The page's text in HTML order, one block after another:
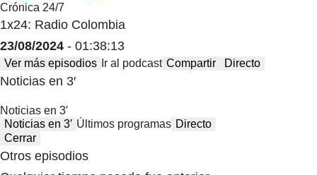
Crónica 24/7
1x24: Radio Colombia
23/08/2024 - 01:38:13
Ver más episodios Ir al podcast Compartir Directo
Noticias en 3′
Noticias en 3′
Noticias en 3′ Últimos programas Directo
Cerrar
Otros episodios